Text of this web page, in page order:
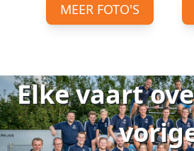
MEER FOTO'S
Elke vaart